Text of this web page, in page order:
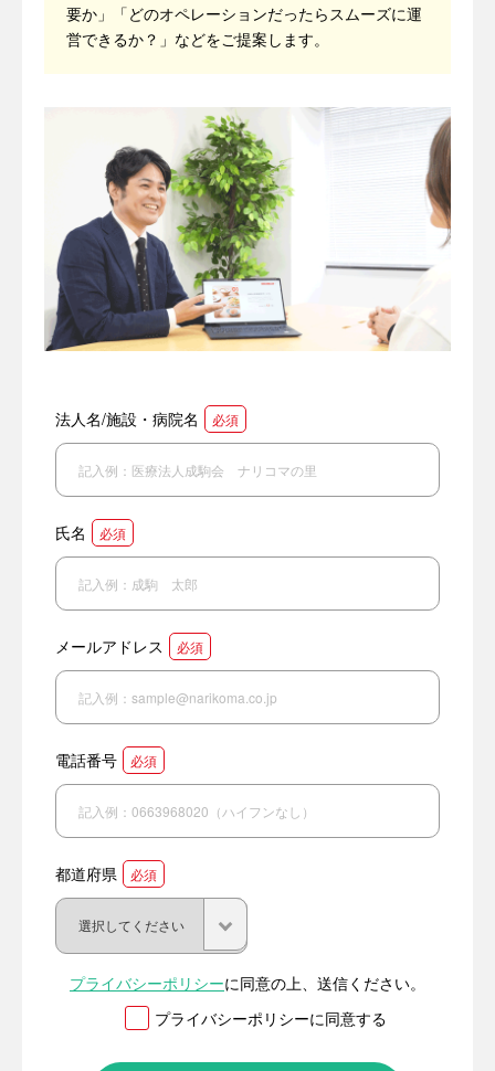
要か」「どのオペレーションだったらスムーズに運
営できるか？」などをご提案します。
法人名/施設・病院名 必須
氏名 必須
メールアドレス 必須
電話番号 必須
都道府県 必須
プライバシーポリシーに同意の上、送信ください。
プライバシーポリシーに同意する